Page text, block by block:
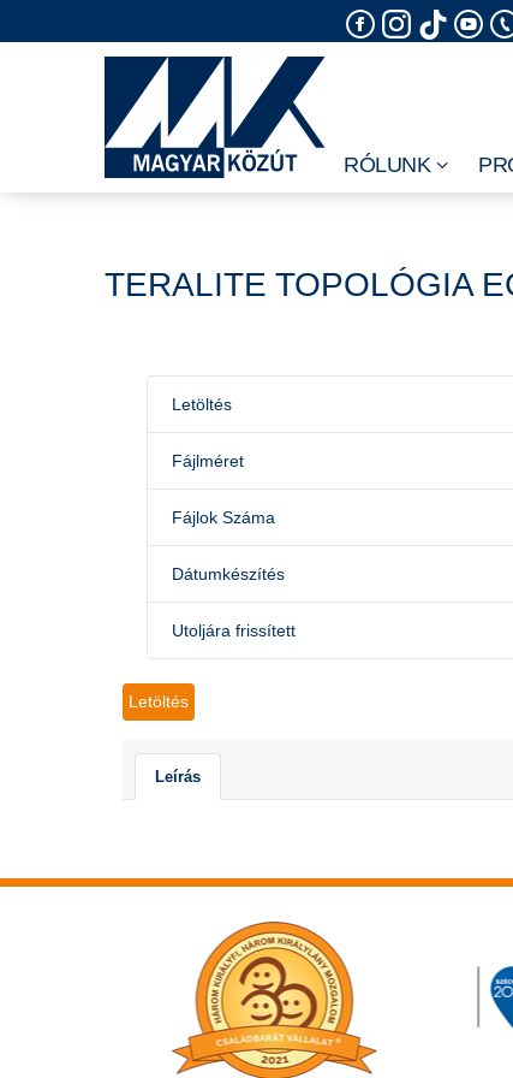
to
RÓLUNK
TERALITE TOPOLÓGIA
Letöltés
Fájlméret
Fájlok Száma
Dátumkészítés
Utoljára frissített
Letöltés
Leírás